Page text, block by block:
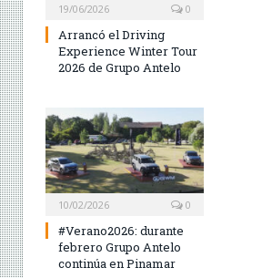
19/06/2026 0
Arrancó el Driving
Experience Winter Tour
2026 de Grupo Antelo
10/02/2026 0
#Verano2026: durante
febrero Grupo Antelo
continúa en Pinamar